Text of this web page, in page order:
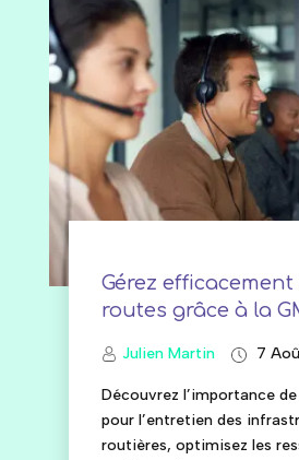
Gérez efficacement
routes grâce à la
Julien Martin 7
Découvrez l’importance
pour l’entretien des
routières, optimisez les